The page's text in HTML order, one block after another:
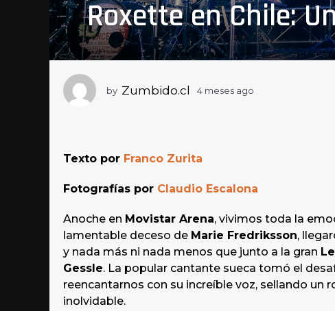
m
e
s
e
g
m
s
s
a
g
o
Roxette en Chile:
by Zumbido.cl 4 meses ago
o
Texto por Franco Zurita
Fotografías por Claudio Escalona
Anoche en Movistar Arena, vivimos toda la
lamentable deceso de Marie Fredriksson,
y nada más ni nada menos que junto a la gran
Gessle. La popular cantante sueca tomó el
reencantarnos con su increíble voz, sellando un
inolvidable.